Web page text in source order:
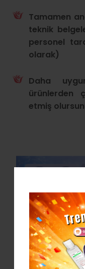
Tamamen
teknik
personel
olarak)
Daha
ürünlerden
etmiş